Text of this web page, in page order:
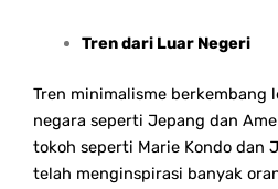
Tren dari Luar Negeri
Tren minimalisme berkembang
negara seperti Jepang dan
tokoh seperti Marie Kondo dan
telah menginspirasi banyak